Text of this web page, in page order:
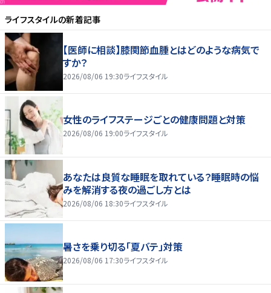
ライフスタイルの新着記事
【医師に相談】膝関節血腫とはどのような病気で
すか？
2026/08/06 19:30ライフスタイル
女性のライフステージごとの健康問題と対策
2026/08/06 19:00ライフスタイル
あなたは良質な睡眠を取れている？睡眠時の悩
みを解消する夜の過ごし方とは
2026/08/06 18:30ライフスタイル
暑さを乗り切る「夏バテ」対策
2026/08/06 17:30ライフスタイル